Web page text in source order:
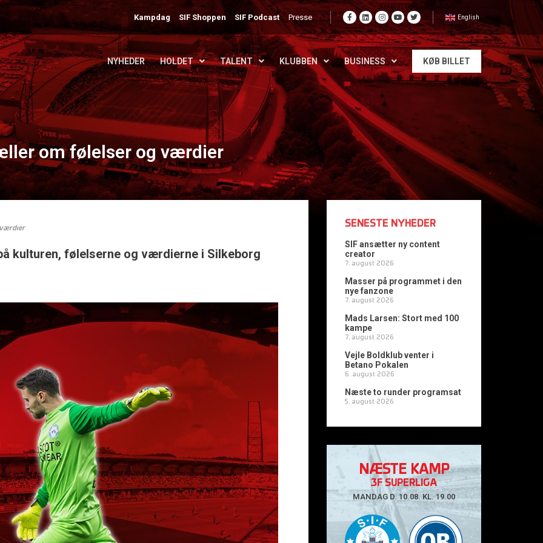
Kampdag SIF Shoppen SIF Podcast Presse English
NYHEDER HOLDET TALENT KLUBBEN BUSINESS KØB BILLET
om følelser og værdier
værdier
kulturen, følelserne og værdierne i Silkeborg
SENESTE NYHEDER
SIF ansætter ny content
creator
7. august 2026
Masser på programmet i den
nye fanzone
7. august 2026
Mads Larsen: Stort med 100
kampe
7. august 2026
Vejle Boldklub venter i
Betano Pokalen
6. august 2026
Næste to runder programsat
5. august 2026
NÆSTE KAMP
3F SUPERLIGA
MANDAG D. 10.08. KL. 19.00